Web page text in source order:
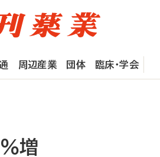
周辺産業 団体 臨床・学会
増